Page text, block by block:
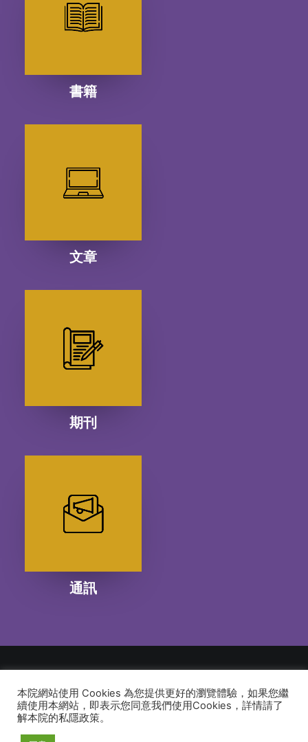
書籍
文章
期刊
通訊
© 2026 建道神學院Alliance Bible Seminary. All rights reserved
本院網站使用 Cookies 為您提供更好的瀏覽體驗，如果您繼
續使用本網站，即表示您同意我們使用Cookies，詳情請了
解本院的私隱政策。